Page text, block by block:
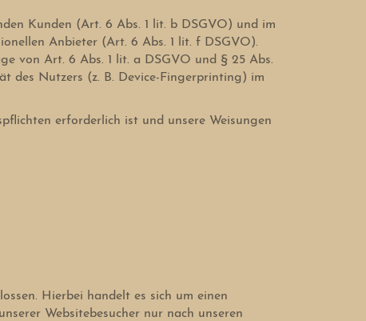
Kunden (Art. 6 Abs. 1 lit. b DSGVO) und im
Anbieter (Art. 6 Abs. 1 lit. f DSGVO).
von Art. 6 Abs. 1 lit. a DSGVO und § 25 Abs.
des Nutzers (z. B. Device-Fingerprinting) im
erforderlich ist und unsere Weisungen
Hierbei handelt es sich um einen
Websitebesucher nur nach unseren